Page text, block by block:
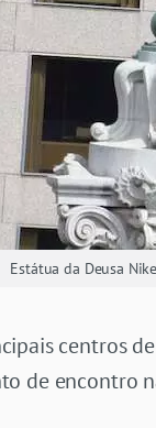
Estátua da Deusa
centros
de encontro